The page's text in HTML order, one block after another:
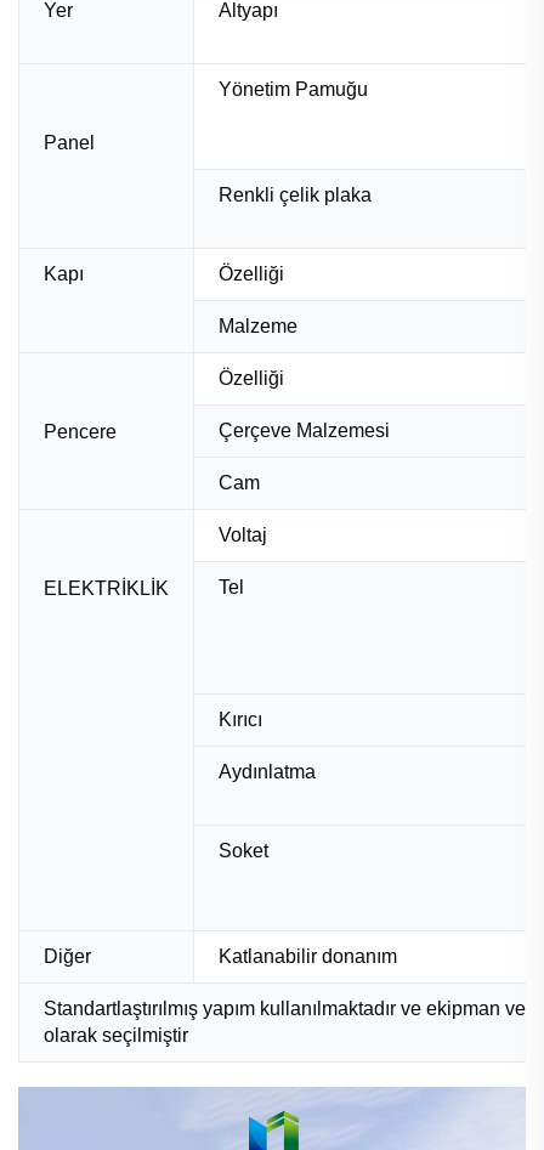
Yer Altyapı
Panel
Yönetim Pamuğu
Renkli çelik plaka
Kapı Özelliği
Malzeme
Pencere
Özelliği
Çerçeve Malzemesi
Cam
ELEKTRİKLİK
Voltaj
Tel
Kırıcı
Aydınlatma
Soket
Diğer Katlanabilir donanım
Standartlaştırılmış yapım kullanılmaktadır ve ekipman
olarak seçilmiştir